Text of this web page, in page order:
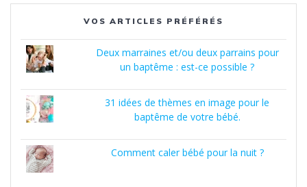
VOS ARTICLES PRÉFÉRÉS
Deux marraines et/ou deux parrains pour
un baptême : est-ce possible ?
31 idées de thèmes en image pour le
baptême de votre bébé.
Comment caler bébé pour la nuit ?